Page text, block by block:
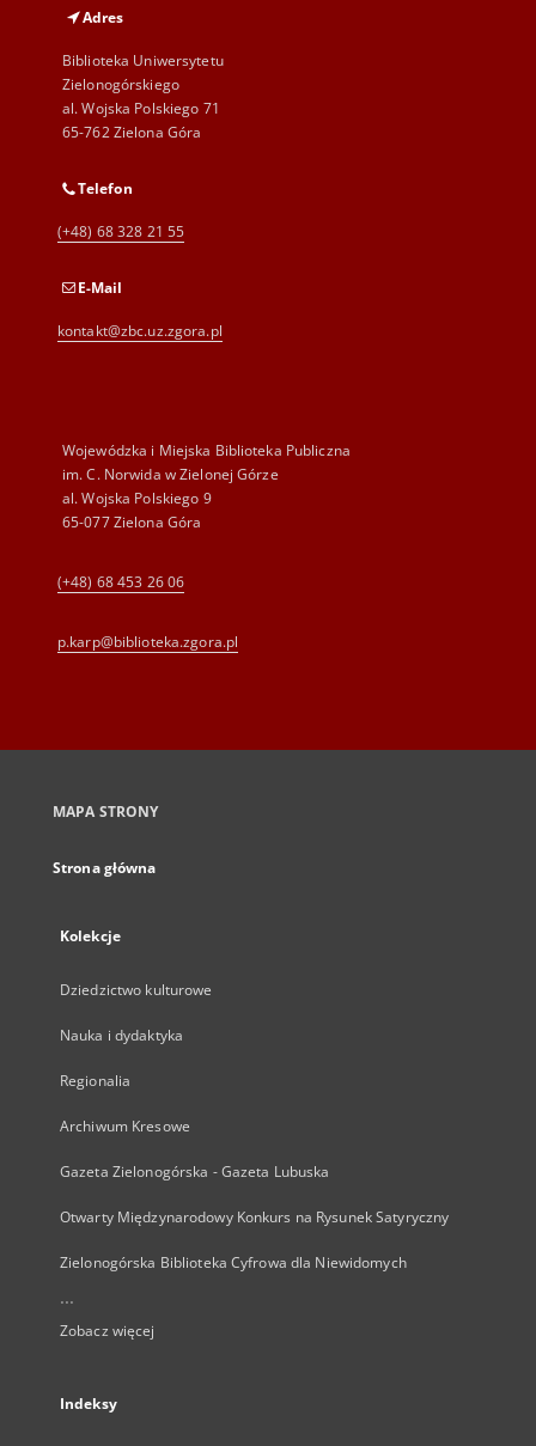
Adres
Biblioteka Uniwersytetu
Zielonogórskiego
al. Wojska Polskiego 71
65-762 Zielona Góra
Telefon
(+48) 68 328 21 55
E-Mail
kontakt@zbc.uz.zgora.pl
Wojewódzka i Miejska Biblioteka Publiczna
im. C. Norwida w Zielonej Górze
al. Wojska Polskiego 9
65-077 Zielona Góra
(+48) 68 453 26 06
p.karp@biblioteka.zgora.pl
MAPA STRONY
Strona główna
Kolekcje
Dziedzictwo kulturowe
Nauka i dydaktyka
Regionalia
Archiwum Kresowe
Gazeta Zielonogórska - Gazeta Lubuska
Otwarty Międzynarodowy Konkurs na Rysunek Satyryczny
Zielonogórska Biblioteka Cyfrowa dla Niewidomych
...
Zobacz więcej
Indeksy